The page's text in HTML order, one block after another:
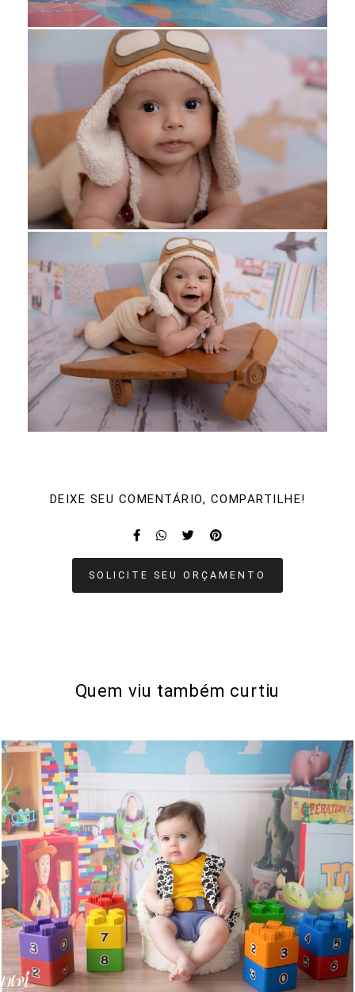
DEIXE SEU COMENTÁRIO, COMPARTILHE!
SOLICITE SEU ORÇAMENTO
Quem viu também curtiu
500 0